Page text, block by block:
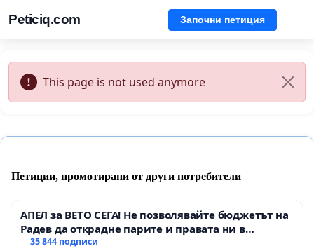
Peticiq.com Започни петиция
This page is not used anymore
Петиции, промотирани от други потребители
АПЕЛ за ВЕТО СЕГА! Не позволявайте бюджетът на
Радев да открадне парите и правата ни в
тъмното
35 844 подписи